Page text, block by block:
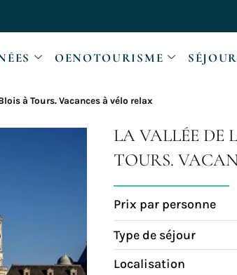
OENOTOURISME
à Tours. Vacances à vélo relax
LA VALLÉE DE
TOURS.
Prix par personne
Type de séjour
Localisation